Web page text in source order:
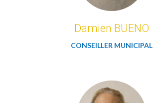
Damien BUENO
CONSEILLER MUNICIPAL